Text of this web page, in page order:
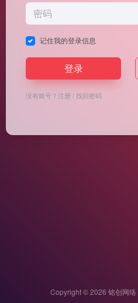
记住我的登录信息
登录
没有账号？注册/找回密码
Copyright © 2026 铭创网络